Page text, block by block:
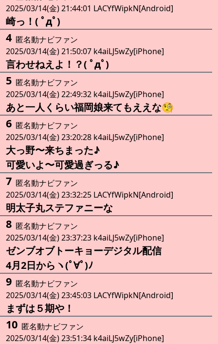
2025/03/14(金) 21:44:01 LACYfWipkN[Android]
崎っ！( ﾟдﾟ)
4 匿名動ナビファン
2025/03/14(金) 21:50:07 k4aiLJ5wZy[iPhone]
言わせねえよ！？( ﾟдﾟ)
5 匿名動ナビファン
2025/03/14(金) 22:49:32 k4aiLJ5wZy[iPhone]
あと一人くらい福岡娘来てもええな🧐
6 匿名動ナビファン
2025/03/14(金) 23:20:28 k4aiLJ5wZy[iPhone]
大っ野〜来ちまった♪
可愛いよ〜可愛過ぎっる♪
7 匿名動ナビファン
2025/03/14(金) 23:32:25 LACYfWipkN[Android]
明太子丸ステファニーな
8 匿名動ナビファン
2025/03/14(金) 23:37:23 k4aiLJ5wZy[iPhone]
ゼンブオブトーキョーデジタル配信
4月2日からヽ(ﾟ∀ﾟ)ﾉ
9 匿名動ナビファン
2025/03/14(金) 23:45:03 LACYfWipkN[Android]
まずは５期や！
10 匿名動ナビファン
2025/03/14(金) 23:51:34 k4aiLJ5wZy[iPhone]